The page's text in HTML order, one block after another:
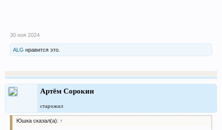
30 ноя 2024
ALG нравится это.
Артём Сорокин
старожил
Юшка сказал(а): ↑